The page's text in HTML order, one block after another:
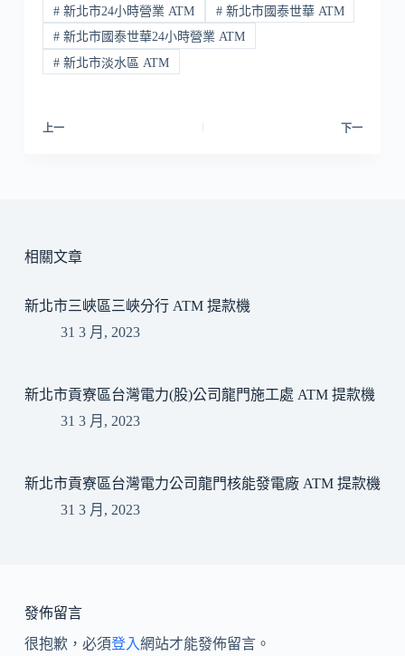
#新北市24小時營業 ATM #新北市國泰世華 ATM
#新北市國泰世華24小時營業 ATM
#新北市淡水區 ATM
上一 下一
相關文章
新北市三峽區三峽分行 ATM 提款機
31 3 月, 2023
新北市貢寮區台灣電力(股)公司龍門施工處 ATM 提款機
31 3 月, 2023
新北市貢寮區台灣電力公司龍門核能發電廠 ATM 提款機
31 3 月, 2023
發佈留言
很抱歉，必須登入網站才能發佈留言。